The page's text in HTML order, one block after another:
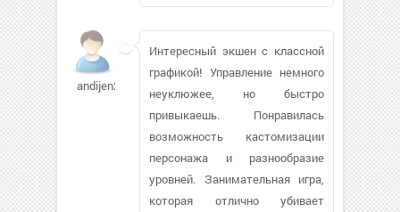
andijen21
Интересный экшен с классной
графикой! Управление немного
неуклюжее, но быстро
привыкаешь. Понравилась
возможность кастомизации
персонажа и разнообразие
уровней. Занимательная игра,
которая отлично убивает